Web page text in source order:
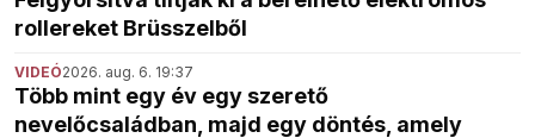
rollereket Brüsszelből
VIDEÓ2026. aug. 6. 19:37
Több mint egy év egy szerető
nevelőcsaládban, majd egy döntés, amely